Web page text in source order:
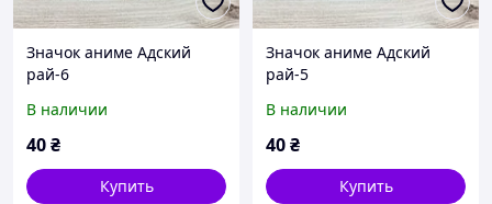
Значок аниме Адский
рай-6
В наличии
40₴
Купить
Значок аниме Адский
рай-5
В наличии
40₴
Купить